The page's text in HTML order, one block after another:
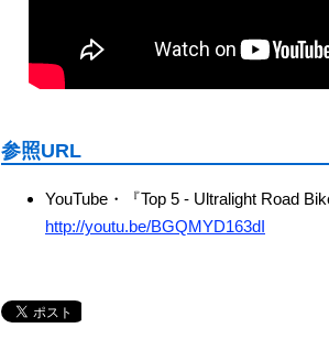
参照URL
YouTube・『Top 5 - Ultralight Road
http://youtu.be/BGQMYD163dI